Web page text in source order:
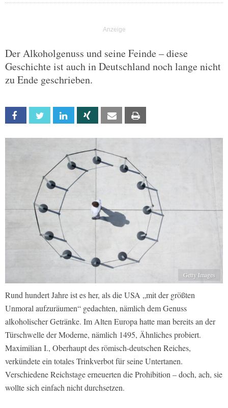
Der Alkoholgenuss und seine Feinde – diese
Geschichte ist auch in Deutschland noch lange nicht
zu Ende geschrieben.
Facebook Twitter Linkedin Xing Email
Getty Images
Rund hundert Jahre ist es her, als die USA „mit der größten
Unmoral aufzuräumen“ gedachten, nämlich dem Genuss
alkoholischer Getränke. Im Alten Europa hatte man bereits an der
Türschwelle der Moderne, nämlich 1495, Ähnliches probiert.
Maximilian I., Oberhaupt des römisch-deutschen Reiches,
verkündete ein totales Trinkverbot für seine Untertanen.
Verschiedene Reichstage erneuerten die Prohibition – doch, ach, sie
wollte sich einfach nicht durchsetzen.